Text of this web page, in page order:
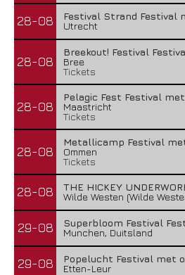
28-08
Festival Strand Festival
Utrecht
28-08
Breekout! Festival
Bree
Tickets
28-08
Pelagic Fest Festival
Maastricht
Tickets
28-08
Metallicamp Festival met
Ommen
Tickets
28-08
THE HICKEY
Wilde Westen (Wilde
29-08
Superbloom Festival
Munchen, Duitsland
29-08
Popelucht Festival met
Etten-Leur